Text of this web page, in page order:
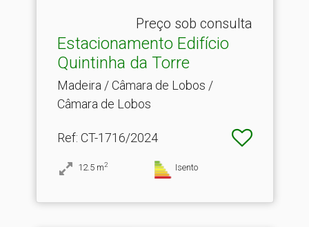
Preço sob consulta
Estacionamento Edifício
Quintinha da Torre
Madeira / Câmara de Lobos /
Câmara de Lobos
Ref: CT-1716/2024
12.5 m2 Isento